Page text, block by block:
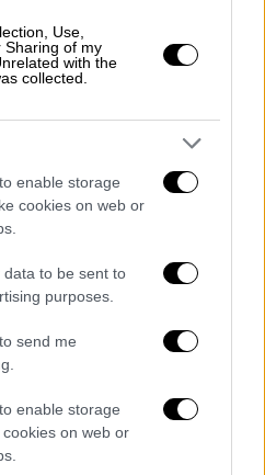
Use,
Sharing of my
with the
collected.
enable storage
cookies on web or
to be sent to
purposes.
send me
enable storage
on web or
φύγει»: Η
του Σπύρου
τη μάχη με τον
να πάει σε σκέψεις,